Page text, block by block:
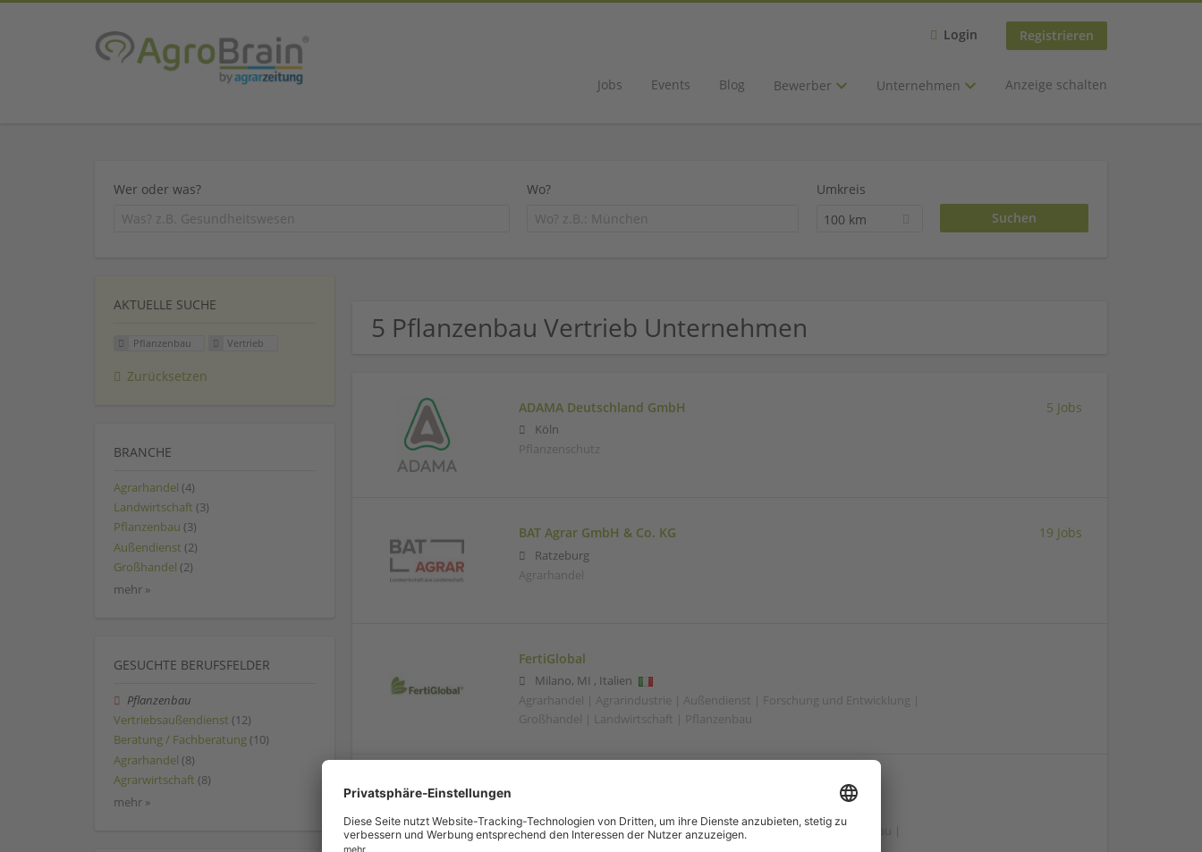
Login Registrieren
Jobs Events Blog Bewerber Unternehmen Anzeige schalten
Wer oder was? Wo?
Umkreis
100 km
5 Pflanzenbau Vertrieb Unternehmen
ADAMA Deutschland GmbH
Köln
Pflanzenschutz
5 Jobs
BAT Agrar GmbH & Co. KG
Ratzeburg
Agrarhandel
19 Jobs
FertiGlobal
Milano, MI , Italien
Agrarhandel | Agrarindustrie | Außendienst | Forschung und Entwicklung |
Großhandel | Landwirtschaft | Pflanzenbau
Agrarhandel | Einzelhandel | Großhandel | Landhandel | Pflanzenbau |
AKTUELLE SUCHE
Pflanzenbau Vertrieb
Zurücksetzen
BRANCHE
Agrarhandel (4)
Landwirtschaft (3)
Pflanzenbau (3)
Außendienst (2)
Großhandel (2)
mehr »
GESUCHTE BERUFSFELDER
Pflanzenbau
Vertriebsaußendienst (12)
Beratung / Fachberatung (10)
Agrarhandel (8)
Agrarwirtschaft (8)
mehr »